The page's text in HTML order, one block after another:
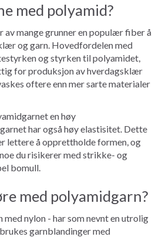
med polyamid?
av mange grunner en populær fiber å
og garn. Hovedfordelen med
og styrken til polyamidet,
for produksjon av hverdagsklær
oftere enn mer sarte materialer
en høy
har også høy elastisitet. Dette
lettere å opprettholde formen, og
du risikerer med strikke- og
bomull.
med polyamidgarn?
med nylon - har som nevnt en utrolig
garnblandinger med